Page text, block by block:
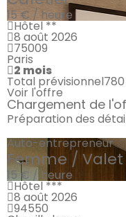
15 € / heure
Hôtel **
8 août 2026
75009
Paris
2 mois
Total prévisionnel
Voir l'offre
Chargement de
Préparation des
Auto-entrepreneur
Femme /
15 € / heure
Hôtel ***
8 août 2026
94550